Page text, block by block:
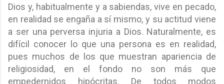
Dios y, habitualmente y a sabiendas, vive en pecado,
en realidad se engaña a sí mismo, y su actitud viene
a ser una perversa injuria a Dios. Naturalmente, es
difícil conocer lo que una persona es en realidad,
pues muchos de los que muestran apariencia de
religiosidad, en el fondo no son más que
empedernidos hipócritas. De todos modos